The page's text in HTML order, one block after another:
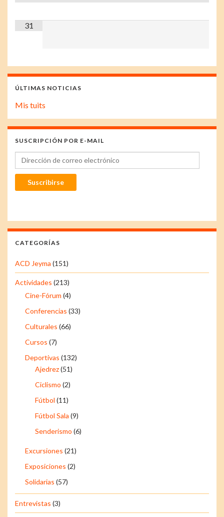
31
ÚLTIMAS NOTICIAS
Mis tuits
SUSCRIPCIÓN POR E-MAIL
Dirección de correo electrónico
Suscribirse
CATEGORÍAS
ACD Jeyma (151)
Actividades (213)
Cine-Fórum (4)
Conferencias (33)
Culturales (66)
Cursos (7)
Deportivas (132)
Ajedrez(51)
Ciclismo (2)
Fútbol (11)
Fútbol Sala (9)
Senderismo (6)
Excursiones (21)
Exposiciones (2)
Solidarias (57)
Entrevistas (3)